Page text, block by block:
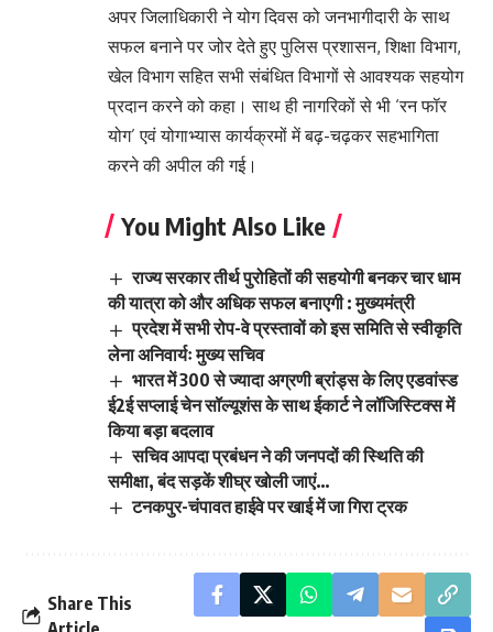
अपर जिलाधिकारी ने योग दिवस को जनभागीदारी के साथ
सफल बनाने पर जोर देते हुए पुलिस प्रशासन, शिक्षा विभाग,
खेल विभाग सहित सभी संबंधित विभागों से आवश्यक सहयोग
प्रदान करने को कहा। साथ ही नागरिकों से भी ‘रन फॉर
योग’ एवं योगाभ्यास कार्यक्रमों में बढ़-चढ़कर सहभागिता
करने की अपील की गई।
You Might Also Like
राज्य सरकार तीर्थ पुरोहितों की सहयोगी बनकर चार धाम
की यात्रा को और अधिक सफल बनाएगी : मुख्यमंत्री
प्रदेश में सभी रोप-वे प्रस्तावों को इस समिति से स्वीकृति
लेना अनिवार्यः मुख्य सचिव
भारत में 300 से ज्यादा अग्रणी ब्रांड्स के लिए एडवांस्ड
ई2ई सप्लाई चेन सॉल्यूशंस के साथ ईकार्ट ने लॉजिस्टिक्स में
किया बड़ा बदलाव
सचिव आपदा प्रबंधन ने की जनपदों की स्थिति की
समीक्षा, बंद सड़कें शीघ्र खोली जाएं…
टनकपुर-चंपावत हाईवे पर खाई में जा गिरा ट्रक
Share This